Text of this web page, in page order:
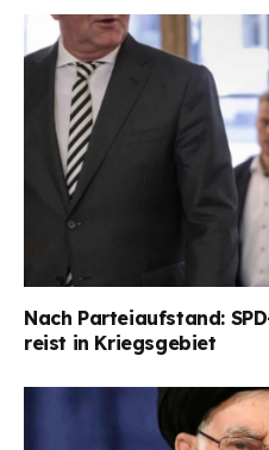
Nach Parteiaufstand:
reist in Kriegsgebiet